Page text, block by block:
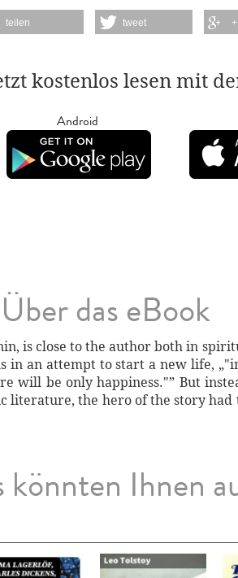
teilen tweet
kostenlos lesen mit
Android
Über das eBook
is close to the author both in
in an attempt to start a new life,
will be only happiness."” But
literature, the hero of the story
könnten Ihnen